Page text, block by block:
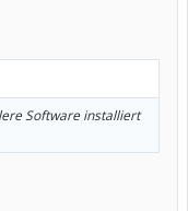
Software installiert